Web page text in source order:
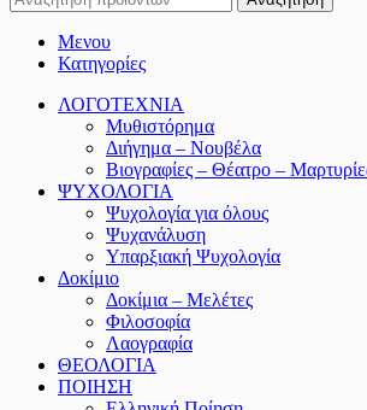
Μενου
Κατηγορίες
ΛΟΓΟΤΕΧΝΙΑ
Μυθιστόρημα
Διήγημα – Νουβέλα
Βιογραφίες – Θέατρο –
ΨΥΧΟΛΟΓΙΑ
Ψυχολογία για όλους
Ψυχανάλυση
Υπαρξιακή Ψυχολογία
Δοκίμιο
Δοκίμια – Μελέτες
Φιλοσοφία
Λαογραφία
ΘΕΟΛΟΓΙΑ
ΠΟΙΗΣΗ